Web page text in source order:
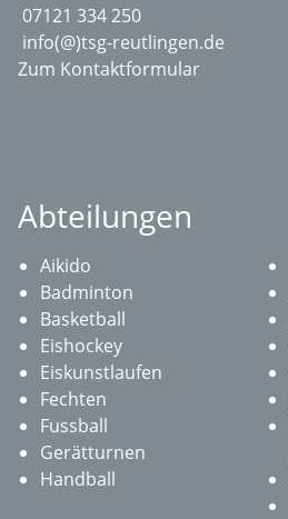
07121 334 250
info(@)tsg-reutlingen.de
Zum Kontaktformular
Abteilungen
Aikido
Badminton
Basketball
Eishockey
Eiskunstlaufen
Fechten
Fussball
Gerätturnen
Handball